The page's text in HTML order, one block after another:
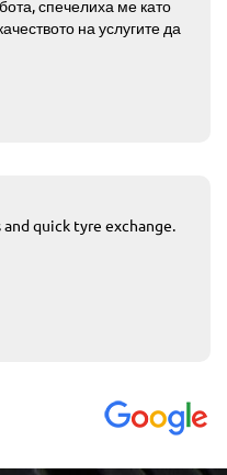
спечелиха ме като
на услугите да
quick tyre exchange.